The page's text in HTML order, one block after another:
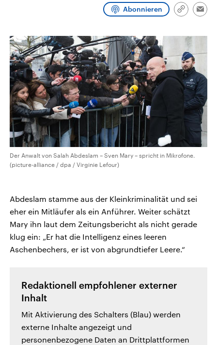
Abonnieren
Link
Der Anwalt von Salah Abdeslam – Sven Mary – spricht in Mikrofone.
(picture-alliance / dpa / Virginie Lefour)
Abdeslam stamme aus der Kleinkriminalität und sei
eher ein Mitläufer als ein Anführer. Weiter schätzt
Mary ihn laut dem Zeitungsbericht als nicht gerade
klug ein: „Er hat die Intelligenz eines leeren
Aschenbechers, er ist von abgrundtiefer Leere.“
Redaktionell empfohlener externer
Inhalt
Mit Aktivierung des Schalters (Blau) werden
externe Inhalte angezeigt und
personenbezogene Daten an Drittplattformen